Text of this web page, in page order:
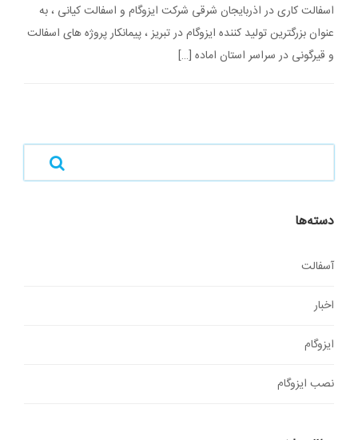
اسفالت کاری در اذربایجان شرقی شرکت ایزوگام و اسفالت کیانی ، به
عنوان بزرگترین تولید کننده ایزوگام در تبریز ، پیمانکار پروژه های اسفالت
و قیرگونی در سراسر استان اماده […]
دسته‌ها
آسفالت
اخبار
ایزوگام
نصب ایزوگام